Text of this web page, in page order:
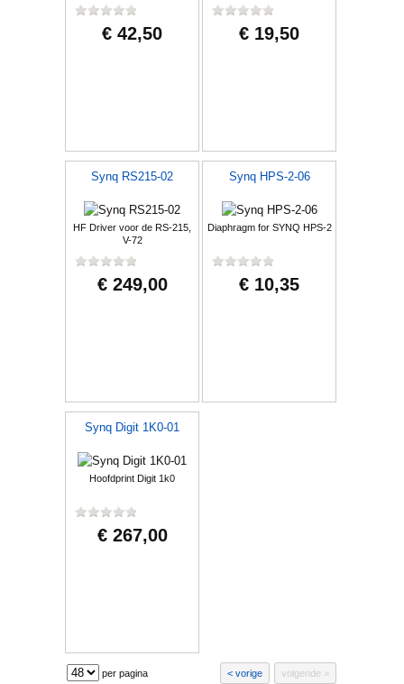
€ 42,50 € 19,50
Synq RS215-02
HF Driver voor de RS-215,
V-72
€ 249,00
Synq HPS-2-06
Diaphragm for SYNQ HPS-2
€ 10,35
Synq Digit 1K0-01
Hoofdprint Digit 1k0
€ 267,00
per pagina vorige volgende